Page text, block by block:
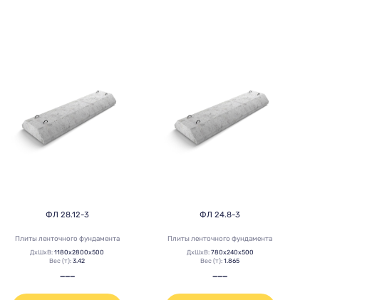
ФЛ 28.12-3
Плиты ленточного фундамента
ДхШхВ:1180х2800х500
Вес (т):3.42
———
ФЛ 24.8-3
Плиты ленточного фундамента
ДхШхВ: 780х240х500
Вес (т):1.865
———